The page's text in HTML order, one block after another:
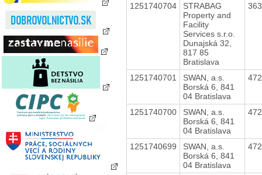
1251740704
STRABAG
Property and
Facility
Services s.r.o.
Dunajská 32,
817 85
Bratislava
1251740701
SWAN, a.s.
Borská 6, 841
04 Bratislava
1251740700
SWAN, a.s.
Borská 6, 841
04 Bratislava
1251740699
SWAN, a.s.
Borská 6, 841
04 Bratislava